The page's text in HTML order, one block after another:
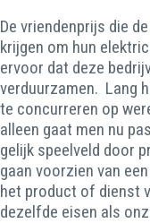
De vriendenprijs die
krijgen om hun
ervoor dat deze
verduurzamen. Lang
te concurreren op
alleen gaat men nu
gelijk speelveld door
gaan voorzien van
het product of dienst
dezelfde eisen als